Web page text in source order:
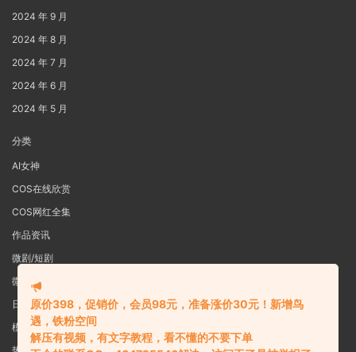
2024 年 9 月
2024 年 8 月
2024 年 7 月
2024 年 6 月
2024 年 5 月
分类
AI女神
COS在线欣赏
COS网红全集
作品资讯
微剧/短剧
微密圈
日系写真
模特女神
原价398，促销价，会员98元，准备涨价30元！新增鸟
遇，铁粉空间
解压有视频，有文字教程，看不懂的不要下单